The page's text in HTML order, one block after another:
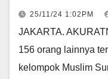
25/11/24 1:02PM
JAKARTA.
156 orang lainnya
kelompok Muslim